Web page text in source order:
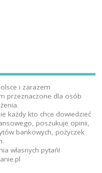
i zarazem
przeznaczone dla osób
każdy kto chce dowiedzieć
poszukuje opinii,
bankowych, pożyczek
własnych pytań!